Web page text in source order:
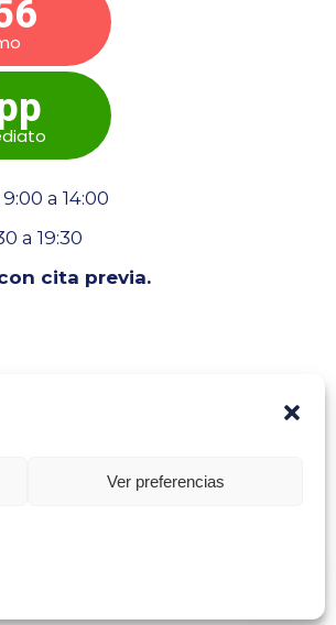
Ver preferencias
a 14:00
a 19:30
cita previa.